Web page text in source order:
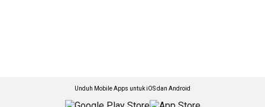
Unduh Mobile Apps untuk iOS dan Android